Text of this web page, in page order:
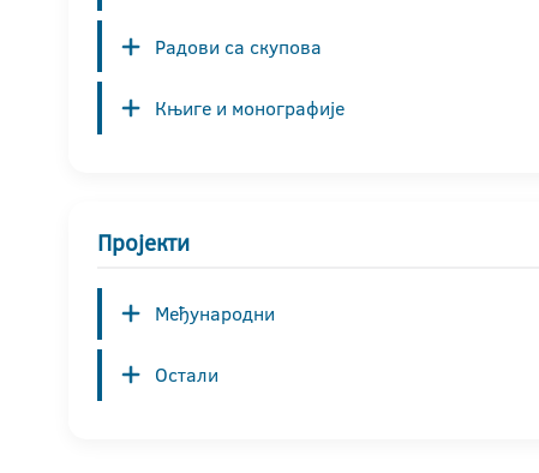
Радови са скупова
Књиге и монографије
Пројекти
Међународни
Остали